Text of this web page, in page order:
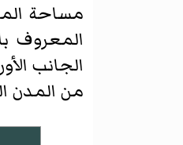
مساحة المدينة 39
المعروف
الجانب
من المدن